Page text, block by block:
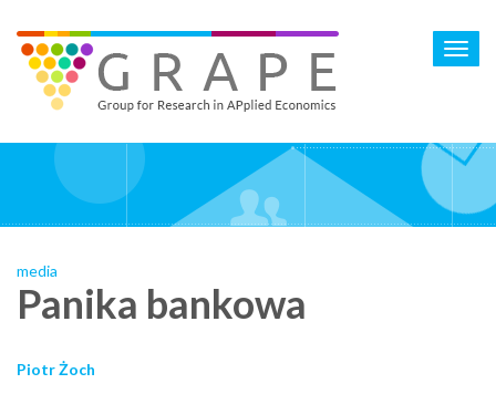
main
content
media
Panika bankowa
Piotr Żoch